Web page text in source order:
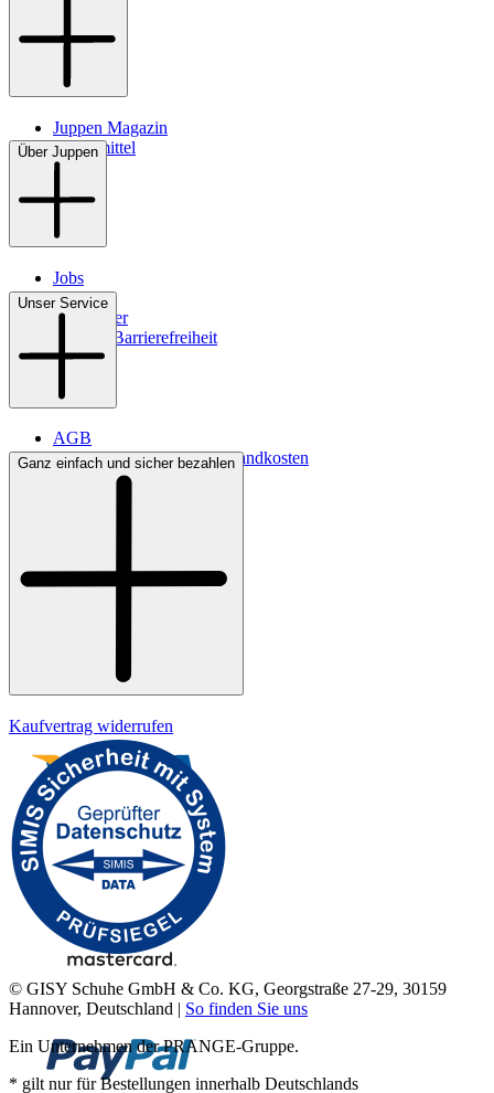
Juppen Magazin
Pflegemittel
Über Juppen
Jobs
Filialen
Newsletter
Digitale Barrierefreiheit
Unser Service
AGB
Lieferbedingungen & Versandkosten
Bezahlung
Ganz einfach und sicher bezahlen
Kaufvertrag widerrufen
© GISY Schuhe GmbH & Co. KG, Georgstraße 27-29, 30159
Hannover, Deutschland | So finden Sie uns
Ein Unternehmen der PRANGE-Gruppe.
* gilt nur für Bestellungen innerhalb Deutschlands